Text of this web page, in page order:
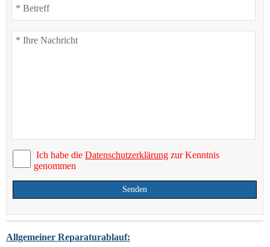
Ich habe die Datenschutzerklärung zur Kenntnis
genommen
Senden
Allgemeiner Reparaturablauf: